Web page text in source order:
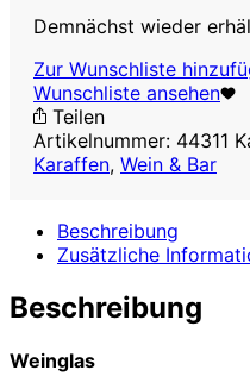
Demnächst wieder
Zur Wunschliste
Wunschliste ansehen
Teilen
Artikelnummer: 44311
Karaffen, Wein & Bar
Beschreibung
Zusätzliche
Beschreibung
Weinglas